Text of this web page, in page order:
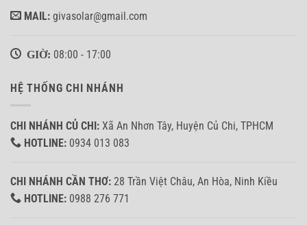
MAIL: givasolar@gmail.com
GIỜ: 08:00 - 17:00
HỆ THỐNG CHI NHÁNH
CHI NHÁNH CỦ CHI: Xã An Nhơn Tây, Huyện Củ Chi, TPHCM
HOTLINE: 0934 013 083
CHI NHÁNH CẦN THƠ: 28 Trần Việt Châu, An Hòa, Ninh Kiều
HOTLINE: 0988 276 771